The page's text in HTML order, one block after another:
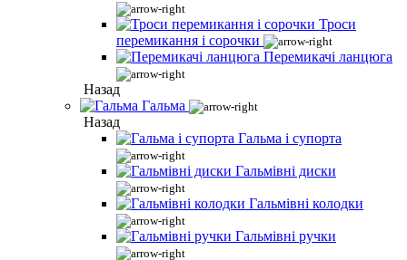
Троси
перемикання і сорочки
Перемикачі ланцюга
Назад
Гальма
Назад
Гальма і супорта
Гальмівні диски
Гальмівні колодки
Гальмівні ручки